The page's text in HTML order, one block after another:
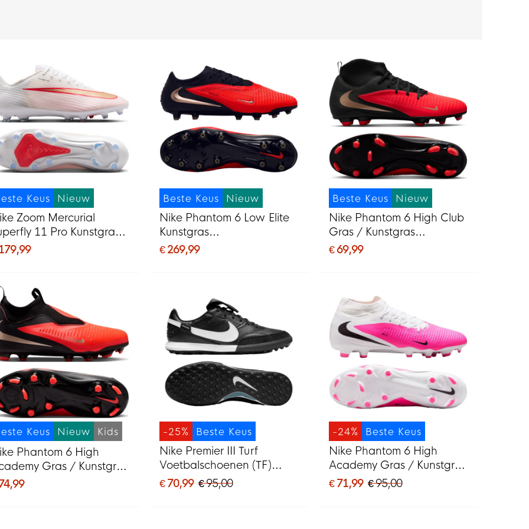
Keus Nieuw
Zoom Mercurial
11 Pro Kunstgras
(AG) Wit
Beste Keus Nieuw
Nike Phantom 6 Low Elite
Kunstgras
Voetbalschoenen (AG)
€ 269,99
Beste Keus Nieuw
Nike Phantom 6 High Club
Gras / Kunstgras
Voetbalschoenen (MG)
€ 69,99
Keus Nieuw Kids
Phantom 6 High
Gras / Kunstgras
(MG)
Beste Keus
-25%
Nike Premier III Turf
Voetbalschoenen (TF)
Zwart Wit Zwart
€ 70,99 € 95,00
Beste Keus
-24%
Nike Phantom 6 High
Academy Gras / Kunstgras
Voetbalschoenen (MG)
Wit Felroze Zwart
€ 71,99 € 95,00